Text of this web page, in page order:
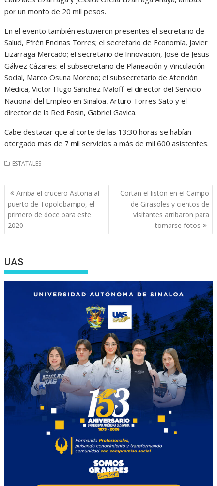
por un monto de 20 mil pesos.
En el evento también estuvieron presentes el secretario de
Salud, Efrén Encinas Torres; el secretario de Economía, Javier
Lizárraga Mercado; el secretario de Innovación, José de Jesús
Gálvez Cázares; el subsecretario de Planeación y Vinculación
Social, Marco Osuna Moreno; el subsecretario de Atención
Médica, Víctor Hugo Sánchez Maloff; el director del Servicio
Nacional del Empleo en Sinaloa, Arturo Torres Sato y el
director de la Red Fosin, Gabriel Gavica.
Cabe destacar que al corte de las 13:30 horas se habían
otorgado más de 7 mil servicios a más de mil 600 asistentes.
ESTATALES
Navegación
de
entradas
Arriba el crucero Astoria al
puerto de Topolobampo, el
primero de doce para este
2020
Cortan el listón en el Campo
de Girasoles y cientos de
visitantes arribaron para
tomarse fotos
UAS